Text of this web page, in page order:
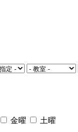
金曜 土曜